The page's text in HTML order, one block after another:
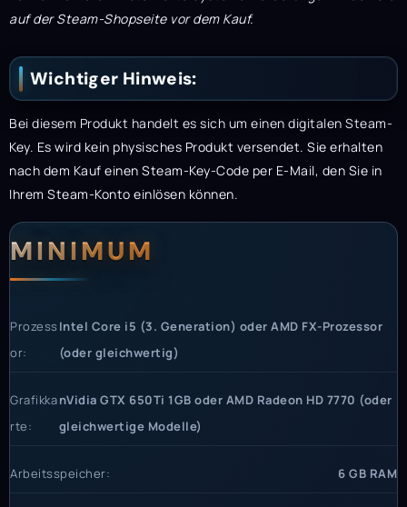
auf der Steam-Shopseite vor dem Kauf.
Wichtiger Hinweis:
Bei diesem Produkt handelt es sich um einen digitalen Steam-
Key. Es wird kein physisches Produkt versendet. Sie erhalten
nach dem Kauf einen Steam-Key-Code per E-Mail, den Sie in
Ihrem Steam-Konto einlösen können.
MINIMUM
Prozess
or:
Intel Core i5 (3. Generation) oder AMD FX-Prozessor
(oder gleichwertig)
Grafikka
rte:
nVidia GTX 650Ti 1GB oder AMD Radeon HD 7770 (oder
gleichwertige Modelle)
Arbeitsspeicher: 6 GB RAM